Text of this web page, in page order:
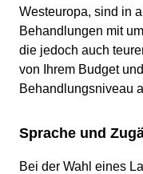
Westeuropa, sind in
Behandlungen mit
die jedoch auch
von Ihrem Budget
Behandlungsniveau
Sprache und
Bei der Wahl eines